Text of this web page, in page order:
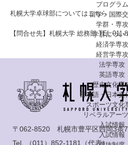
プログラム
留学・国際
学群・専攻
学群につい
経済学専攻
経営学専攻
法学専攻
英語専攻
歴史文化専
日本語・日本文
スポーツ文化
リベラルアー
入試情報
入試情報
札幌大学卓球部についてはこちら
【問合せ先】札幌大学 総務部 TEL:011-
〒062-8520 札幌市豊平区西岡3条
Tel.
（011）852-1181 （代表）